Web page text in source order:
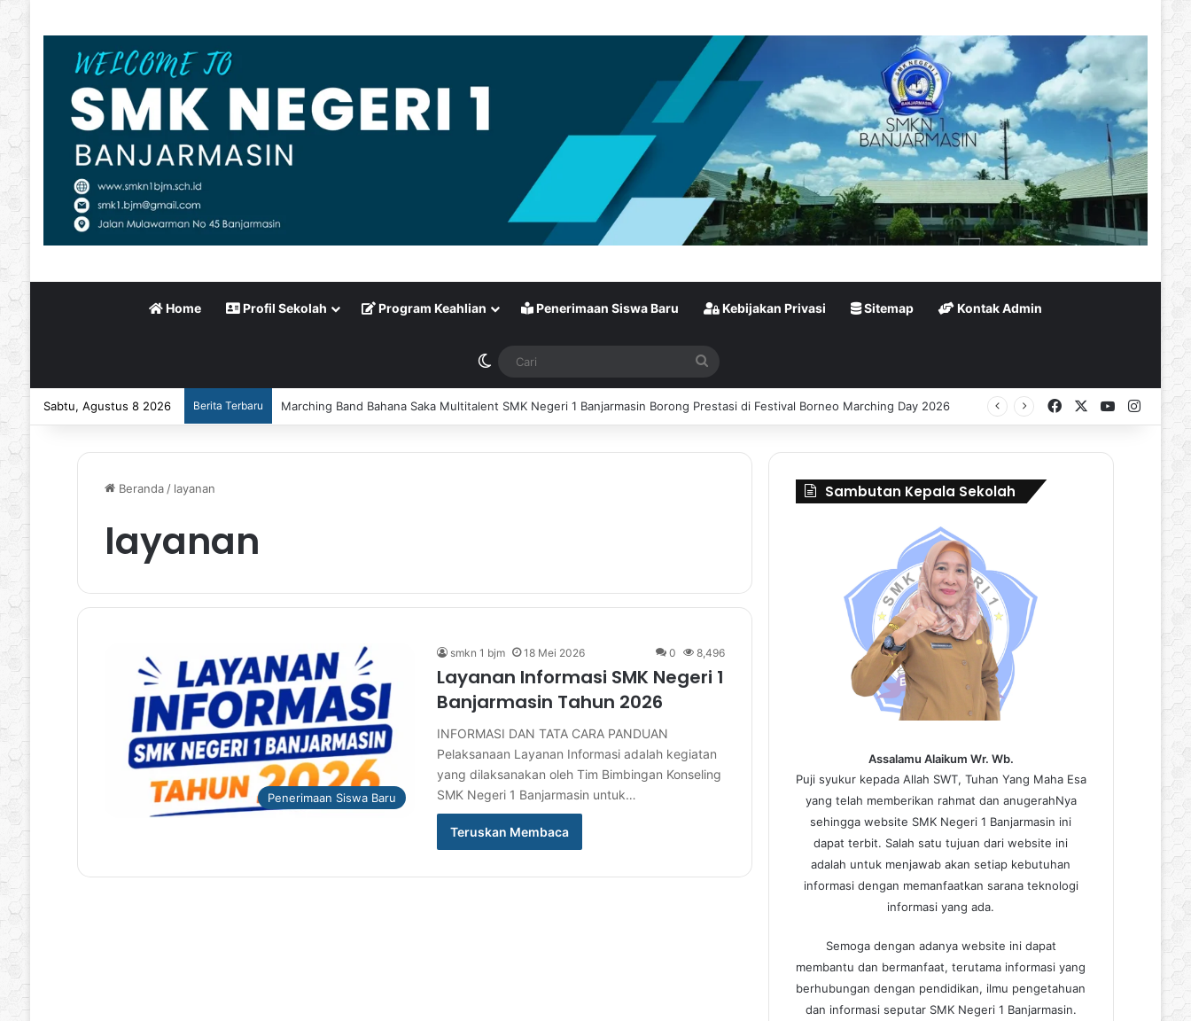
Home Profil Sekolah Program Keahlian Penerimaan Siswa Baru Kebijakan Privasi Sitemap Kontak Admin
Switch skin Cari
Sabtu, Agustus 8 2026 Berita Terbaru Marching Band Bahana Saka Multitalent SMK Negeri 1 Banjarmasin Borong Prestasi di Festival Borneo Marching Day 2026 FacebookYouTube
Beranda / layanan
layanan
Penerimaan Siswa Baru
smkn 1 bjm 18 Mei 2026 0 8,496
Layanan Informasi SMK Negeri 1
Banjarmasin Tahun 2026
INFORMASI DAN TATA CARA PANDUAN
Pelaksanaan Layanan Informasi adalah kegiatan
yang dilaksanakan oleh Tim Bimbingan Konseling
SMK Negeri 1 Banjarmasin untuk…
Teruskan Membaca
Sambutan Kepala Sekolah
Assalamu Alaikum Wr. Wb.
Puji syukur kepada Allah SWT, Tuhan Yang Maha Esa
yang telah memberikan rahmat dan anugerahNya
sehingga website SMK Negeri 1 Banjarmasin ini
dapat terbit. Salah satu tujuan dari website ini
adalah untuk menjawab akan setiap kebutuhan
informasi dengan memanfaatkan sarana teknologi
informasi yang ada.
Semoga dengan adanya website ini dapat
membantu dan bermanfaat, terutama informasi yang
berhubungan dengan pendidikan, ilmu pengetahuan
dan informasi seputar SMK Negeri 1 Banjarmasin.